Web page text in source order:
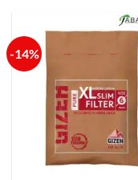
-14%